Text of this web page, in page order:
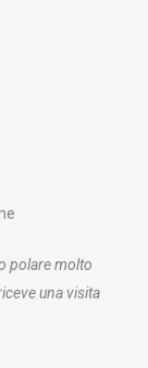
polare molto
una visita